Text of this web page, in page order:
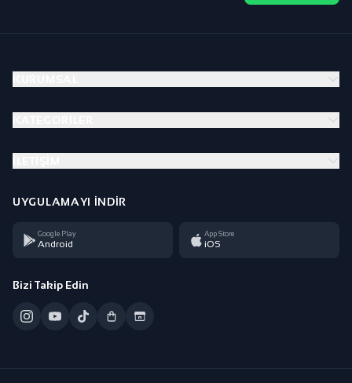
UYGULAMAYI İNDIR
Google Play
Android
App Store
iOS
Bizi Takip Edin